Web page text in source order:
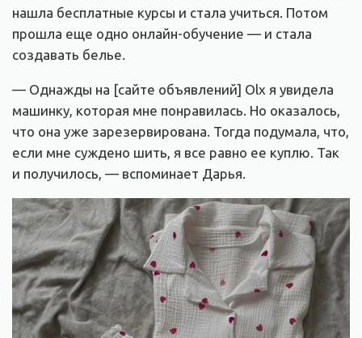
нашла бесплатные курсы и стала учиться. Потом
прошла еще одно онлайн-обучение — и стала
создавать белье.
— Однажды на [сайте объявлений] Olx я увидела
машинку, которая мне понравилась. Но оказалось,
что она уже зарезервирована. Тогда подумала, что,
если мне суждено шить, я все равно ее куплю. Так
и получилось, — вспоминает Дарья.